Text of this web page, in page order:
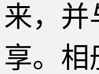
来，并
享。相